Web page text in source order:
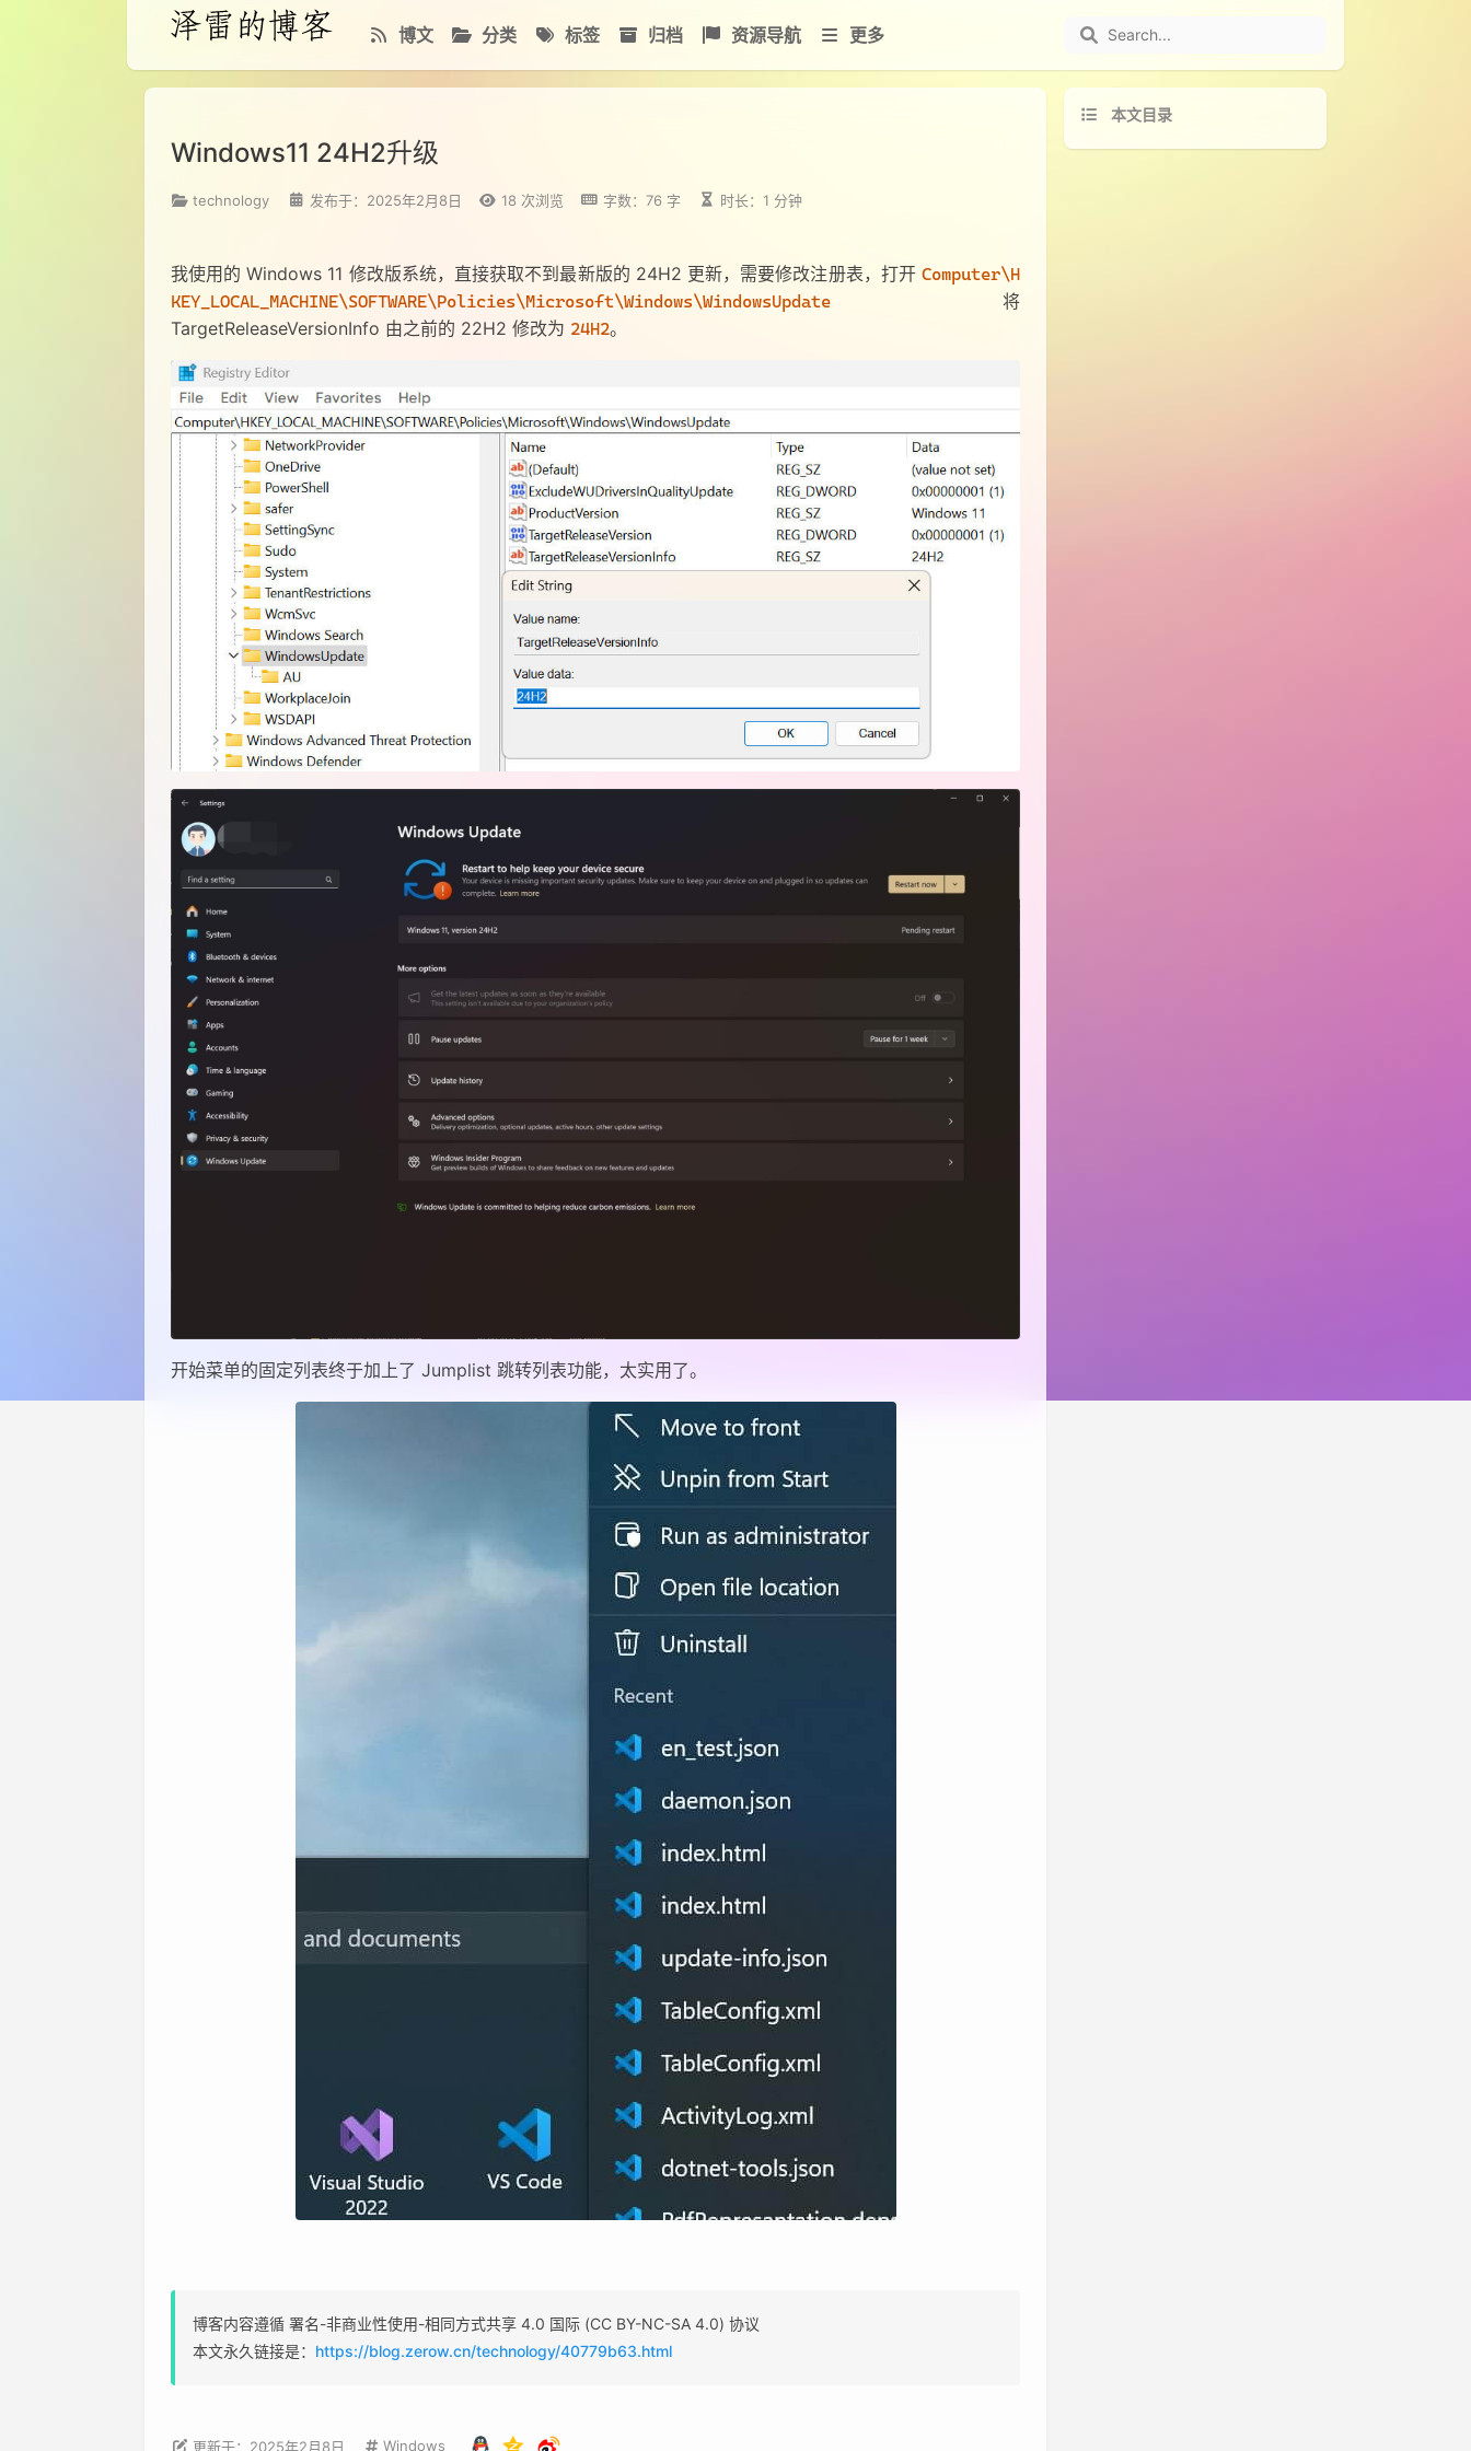
博文 分类 标签 归档 资源导航 更多
Windows11 24H2升级
technology 发布于：2025年2月8日 18 次浏览 字数：76 字 时长：1 分钟
我使用的 Windows 11 修改版系统，直接获取不到最新版的 24H2 更新，需要修改注册表，打开 Computer\H
KEY_LOCAL_MACHINE\SOFTWARE\Policies\Microsoft\Windows\WindowsUpdate 将
TargetReleaseVersionInfo 由之前的 22H2 修改为 24H2。
开始菜单的固定列表终于加上了 Jumplist 跳转列表功能，太实用了。
博客内容遵循 署名-非商业性使用-相同方式共享 4.0 国际 (CC BY-NC-SA 4.0) 协议
本文永久链接是： https://blog.zerow.cn/technology/40779b63.html
更新于：2025年2月8日 Windows
本文目录